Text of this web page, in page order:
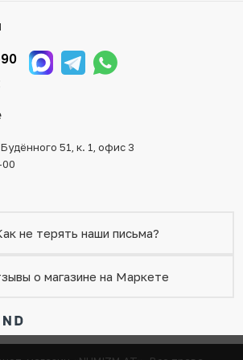
товара из офиса магазина.
представлены несколько способов
заказа. Все отправления надежно и
что исключает возможность
51, к. 1, офис 3
не терять наши письма?
о магазине на Маркете